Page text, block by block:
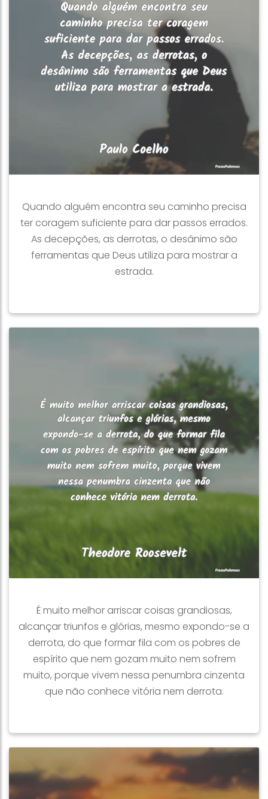
Quando alguém encontra seu caminho precisa
ter coragem suficiente para dar passos errados.
As decepções, as derrotas, o desânimo são
ferramentas que Deus utiliza para mostrar a
estrada.
É muito melhor arriscar coisas grandiosas,
alcançar triunfos e glórias, mesmo expondo-se a
derrota, do que formar fila com os pobres de
espírito que nem gozam muito nem sofrem
muito, porque vivem nessa penumbra cinzenta
que não conhece vitória nem derrota.